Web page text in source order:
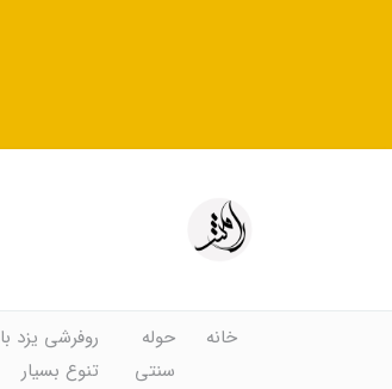
خانه
حوله
سنتی
روفرشی یزد با
تنوع بسیار